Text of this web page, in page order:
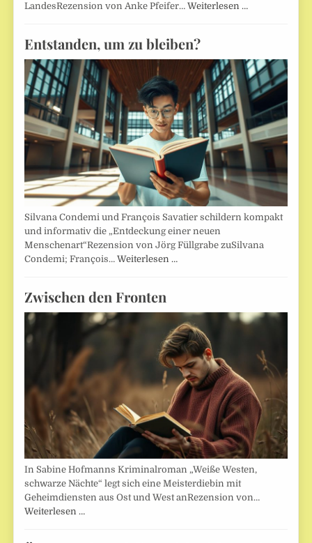
LandesRezension von Anke Pfeifer…Weiterlesen …
Entstanden, um zu bleiben?
Silvana Condemi und François Savatier schildern kompakt
und informativ die „Entdeckung einer neuen
Menschenart“Rezension von Jörg Füllgrabe zuSilvana
Condemi; François…Weiterlesen …
Zwischen den Fronten
In Sabine Hofmanns Kriminalroman „Weiße Westen,
schwarze Nächte“ legt sich eine Meisterdiebin mit
Geheimdiensten aus Ost und West anRezension von…
Weiterlesen …